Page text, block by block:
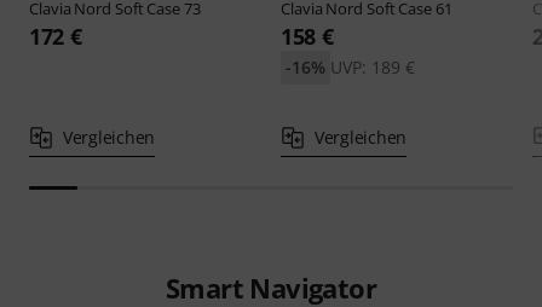
Clavia Nord Soft Case 73
172 €
Vergleichen
Clavia Nord Soft Case 61
158 €
UVP: 189 €
-16%
Vergleichen
Smart Navigator